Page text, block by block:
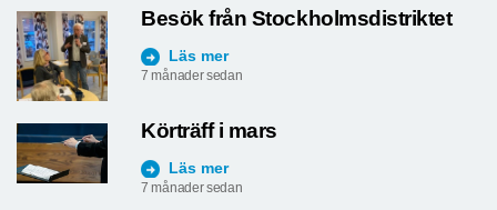
6 månader sedan
Besök från Stockholmsdistriktet
Körträff i mars